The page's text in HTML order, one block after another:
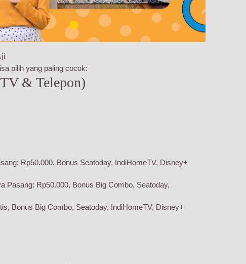
pilih yang paling cocok:
& Telepon)
Rp50.000, Bonus Seatoday, IndiHomeTV, Disney+
Pasang: Rp50.000, Bonus Big Combo, Seatoday,
Bonus Big Combo, Seatoday, IndiHomeTV, Disney+